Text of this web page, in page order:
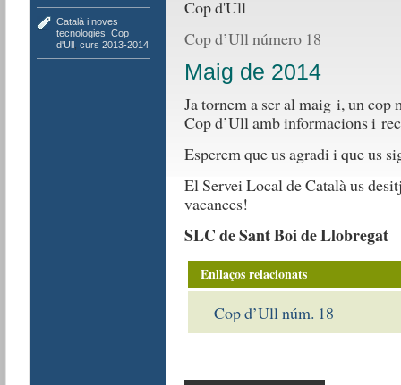
Català i noves
tecnologies Cop
d'Ull, curs 2013-2014 Cop d’Ull número 18
Maig de 2014
Ja tornem a ser al maig i, un cop
Cop d’Ull amb informacions i
Esperem que us agradi i que us
El Servei Local de Català us
vacances!
SLC de Sant Boi de Llobregat
Enllaços relacionats
Cop d’Ull núm. 18